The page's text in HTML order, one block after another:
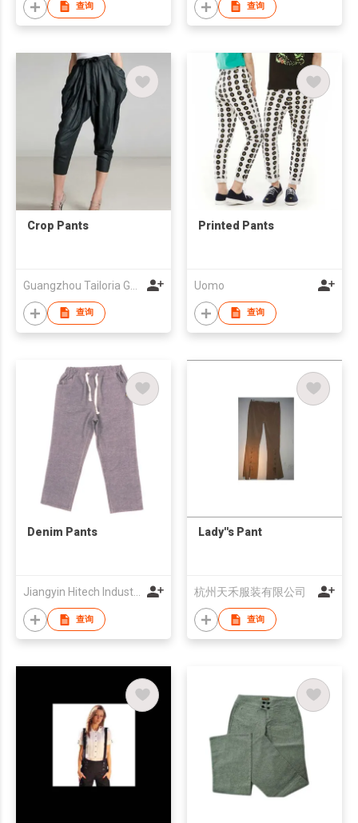
查询 查询
Crop Pants
查询
Printed Pants
Uomo
查询
Denim Pants
Jiangyin Hitech Industry Co.,Ltd
查询
Lady''s Pant
杭州天禾服装有限公司
查询